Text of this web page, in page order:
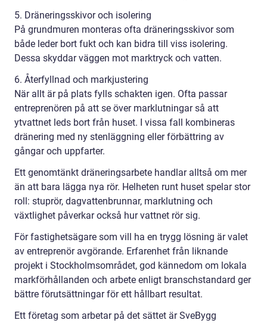
5. Dräneringsskivor och isolering
På grundmuren monteras ofta dräneringsskivor som
både leder bort fukt och kan bidra till viss isolering.
Dessa skyddar väggen mot marktryck och vatten.
6. Återfyllnad och markjustering
När allt är på plats fylls schakten igen. Ofta passar
entreprenören på att se över marklutningar så att
ytvattnet leds bort från huset. I vissa fall kombineras
dränering med ny stenläggning eller förbättring av
gångar och uppfarter.
Ett genomtänkt dräneringsarbete handlar alltså om mer
än att bara lägga nya rör. Helheten runt huset spelar stor
roll: stuprör, dagvattenbrunnar, marklutning och
växtlighet påverkar också hur vattnet rör sig.
För fastighetsägare som vill ha en trygg lösning är valet
av entreprenör avgörande. Erfarenhet från liknande
projekt i Stockholmsområdet, god kännedom om lokala
markförhållanden och arbete enligt branschstandard ger
bättre förutsättningar för ett hållbart resultat.
Ett företag som arbetar på det sättet är SveBygg